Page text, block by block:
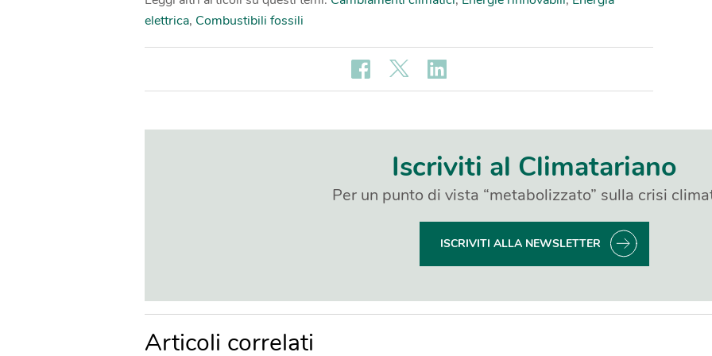
elettrica, Combustibili fossili
Iscriviti al Climatariano
Per un punto di vista “metabolizzato” sulla crisi
ISCRIVITI ALLA NEWSLETTER
Articoli correlati